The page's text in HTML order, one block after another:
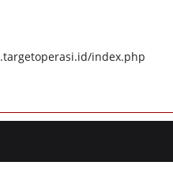
index.php